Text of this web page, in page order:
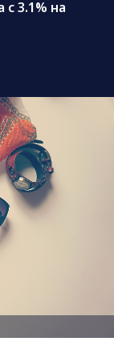
3.1% на